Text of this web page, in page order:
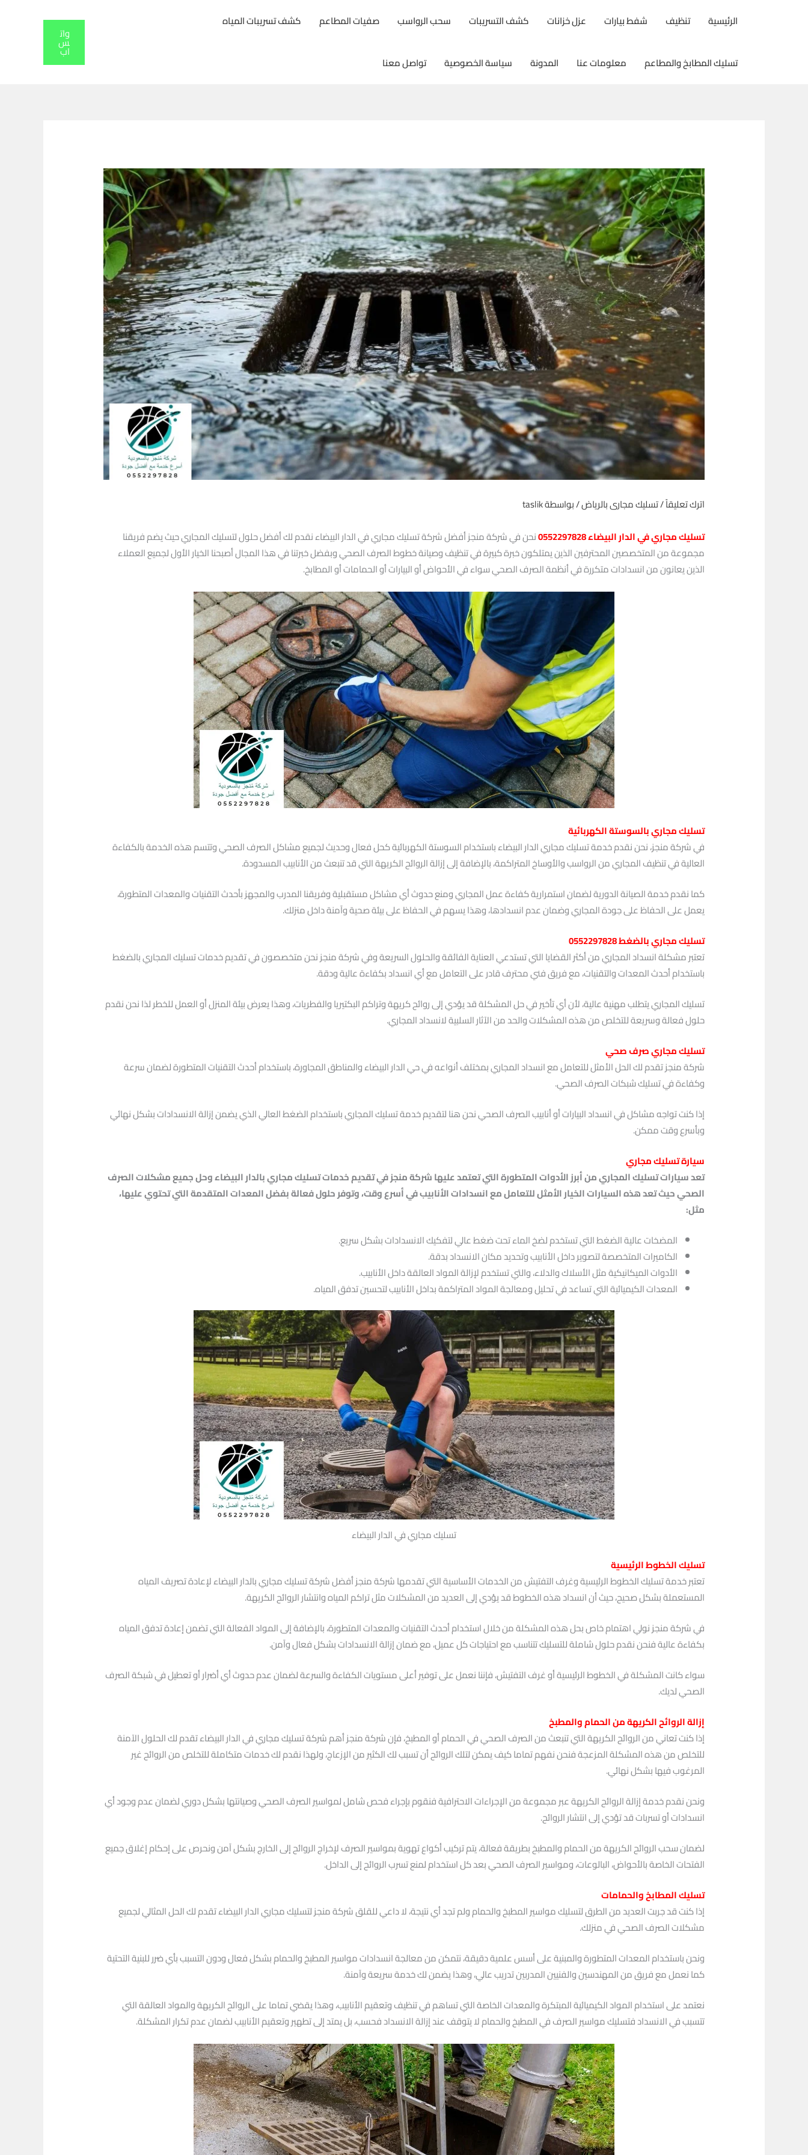
الرئيسية تنظيف شفط بيارات عزل خزانات كشف التسريبات سحب الرواسب صفيات المطاعم كشف تسريبات المياه
تسليك المطابخ والمطاعم معلومات عنا المدونة سياسة الخصوصية تواصل معنا
وات
س
اب
اترك تعليقاً/تسليك مجارى بالرياض/ بواسطةtaslik
تسليك مجاري في الدار البيضاء 0552297828
نحن في شركة منجز أفضل شركة تسليك مجاري في الدار البيضاء نقدم لك أفضل حلول لتسليك المجاري حيث يضم فريقنا
مجموعة من المتخصصين المحترفين الذين يمتلكون خبرة كبيرة في تنظيف وصيانة خطوط الصرف الصحي وبفضل خبرتنا في هذا المجال أصبحنا الخيار الأول لجميع العملاء
الذين يعانون من انسدادات متكررة في أنظمة الصرف الصحي سواء في الأحواض أو البيارات أو الحمامات أو المطابخ.
تسليك مجاري بالسوستة الكهربائية
في شركة منجز، نحن نقدم خدمة تسليك مجاري الدار البيضاء باستخدام السوستة الكهربائية كحل فعال وحديث لجميع مشاكل الصرف الصحي وتتسم هذه الخدمة بالكفاءة
العالية في تنظيف المجاري من الرواسب والأوساخ المتراكمة، بالإضافة إلى إزالة الروائح الكريهة التي قد تنبعث من الأنابيب المسدودة.
كما نقدم خدمة الصيانة الدورية لضمان استمرارية كفاءة عمل المجاري ومنع حدوث أي مشاكل مستقبلية وفريقنا المدرب والمجهز بأحدث التقنيات والمعدات المتطورة،
يعمل على الحفاظ على جودة المجاري وضمان عدم انسدادها، وهذا يسهم في الحفاظ على بيئة صحية وآمنة داخل منزلك.
تسليك مجاري بالضغط 0552297828
تعتبر مشكلة انسداد المجاري من أكثر القضايا التي تستدعي العناية الفائقة والحلول السريعة وفي شركة منجز نحن متخصصون في تقديم خدمات تسليك المجاري بالضغط
باستخدام أحدث المعدات والتقنيات، مع فريق فني محترف قادر على التعامل مع أي انسداد بكفاءة عالية ودقة.
تسليك المجاري يتطلب مهنية عالية، لأن أي تأخير في حل المشكلة قد يؤدي إلى روائح كريهة وتراكم البكتيريا والفطريات، وهذا يعرض بيئة المنزل أو العمل للخطر لذا نحن نقدم
حلول فعالة وسريعة للتخلص من هذه المشكلات والحد من الآثار السلبية لانسداد المجاري.
تسليك مجاري صرف صحي
شركة منجز تقدم لك الحل الأمثل للتعامل مع انسداد المجاري بمختلف أنواعه في حي الدار البيضاء والمناطق المجاورة، باستخدام أحدث التقنيات المتطورة لضمان سرعة
وكفاءة في تسليك شبكات الصرف الصحي.
إذا كنت تواجه مشاكل في انسداد البيارات أو أنابيب الصرف الصحي نحن هنا لتقديم خدمة تسليك المجاري باستخدام الضغط العالي الذي يضمن إزالة الانسدادات بشكل نهائي
وبأسرع وقت ممكن.
سيارة تسليك مجاري
تعد سيارات تسليك المجاري من أبرز الأدوات المتطورة التي تعتمد عليها شركة منجز في تقديم خدمات تسليك مجاري بالدار البيضاء وحل جميع مشكلات الصرف
الصحي حيث تعد هذه السيارات الخيار الأمثل للتعامل مع انسدادات الأنابيب في أسرع وقت، وتوفر حلول فعالة بفضل المعدات المتقدمة التي تحتوي عليها،
مثل:
المضخات عالية الضغط التي تستخدم لضخ الماء تحت ضغط عالي لتفكيك الانسدادات بشكل سريع.
الكاميرات المتخصصة لتصوير داخل الأنابيب وتحديد مكان الانسداد بدقة.
الأدوات الميكانيكية مثل الأسلاك والدلاء، والتي تستخدم لإزالة المواد العالقة داخل الأنابيب.
المعدات الكيميائية التي تساعد في تحليل ومعالجة المواد المتراكمة بداخل الأنابيب لتحسين تدفق المياه.
تسليك مجاري في الدار البيضاء
تسليك الخطوط الرئيسية
تعتبر خدمة تسليك الخطوط الرئيسية وغرف التفتيش من الخدمات الأساسية التي تقدمها شركة منجز أفضل شركة تسليك مجاري بالدار البيضاء لإعادة تصريف المياه
المستعملة بشكل صحيح، حيث أن انسداد هذه الخطوط قد يؤدي إلى العديد من المشكلات مثل تراكم المياه وانتشار الروائح الكريهة.
في شركة منجز نولي اهتمام خاص بحل هذه المشكلة من خلال استخدام أحدث التقنيات والمعدات المتطورة، بالإضافة إلى المواد الفعالة التي تضمن إعادة تدفق المياه
بكفاءة عالية فنحن نقدم حلول شاملة للتسليك تتناسب مع احتياجات كل عميل، مع ضمان إزالة الانسدادات بشكل فعال وآمن.
سواء كانت المشكلة في الخطوط الرئيسية أو غرف التفتيش، فإننا نعمل على توفير أعلى مستويات الكفاءة والسرعة لضمان عدم حدوث أي أضرار أو تعطيل في شبكة الصرف
الصحي لديك.
إزالة الروائح الكريهة من الحمام والمطبخ
إذا كنت تعاني من الروائح الكريهة التي تنبعث من الصرف الصحي في الحمام أو المطبخ، فإن شركة منجز أهم شركة تسليك مجاري في الدار البيضاء تقدم لك الحلول الآمنة
للتخلص من هذه المشكلة المزعجة فنحن نفهم تماما كيف يمكن لتلك الروائح أن تسبب لك الكثير من الإزعاج، ولهذا نقدم لك خدمات متكاملة للتخلص من الروائح غير
المرغوب فيها بشكل نهائي.
ونحن نقدم خدمة إزالة الروائح الكريهة عبر مجموعة من الإجراءات الاحترافية فنقوم بإجراء فحص شامل لمواسير الصرف الصحي وصيانتها بشكل دوري لضمان عدم وجود أي
انسدادات أو تسربات قد تؤدي إلى انتشار الروائح.
لضمان سحب الروائح الكريهة من الحمام والمطبخ بطريقة فعالة، يتم تركيب أكواع تهوية بمواسير الصرف لإخراج الروائح إلى الخارج بشكل آمن ونحرص على إحكام إغلاق جميع
الفتحات الخاصة بالأحواض، البالوعات، ومواسير الصرف الصحي بعد كل استخدام لمنع تسرب الروائح إلى الداخل.
تسليك المطابخ والحمامات
إذا كنت قد جربت العديد من الطرق لتسليك مواسير المطبخ والحمام ولم تجد أي نتيجة، لا داعي للقلق شركة منجز لتسليك مجاري الدار البيضاء تقدم لك الحل المثالي لجميع
مشكلات الصرف الصحي في منزلك.
ونحن باستخدام المعدات المتطورة والمبنية على أسس علمية دقيقة، نتمكن من معالجة انسدادات مواسير المطبخ والحمام بشكل فعال ودون التسبب بأي ضرر للبنية التحتية
كما نعمل مع فريق من المهندسين والفنيين المدربين تدريب عالي، وهذا يضمن لك خدمة سريعة وآمنة.
نعتمد على استخدام المواد الكيميائية المبتكرة والمعدات الخاصة التي تساهم في تنظيف وتعقيم الأنابيب، وهذا يقضي تماما على الروائح الكريهة والمواد العالقة التي
تتسبب في الانسداد فتسليك مواسير الصرف في المطبخ والحمام لا يتوقف عند إزالة الانسداد فحسب، بل يمتد إلى تطهير وتعقيم الأنابيب لضمان عدم تكرار المشكلة.